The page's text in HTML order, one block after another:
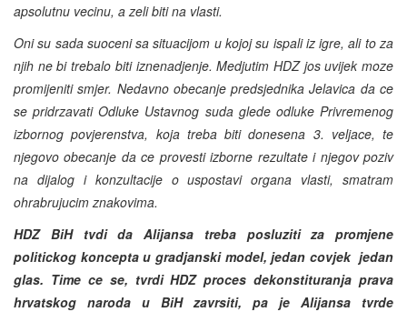
apsolutnu vecinu, a zeli biti na vlasti.
Oni su sada suoceni sa situacijom u kojoj su ispali iz igre, ali to za
njih ne bi trebalo biti iznenadjenje. Medjutim HDZ jos uvijek moze
promijeniti smjer. Nedavno obecanje predsjednika Jelavica da ce
se pridrzavati Odluke Ustavnog suda glede odluke Privremenog
izbornog povjerenstva, koja treba biti donesena 3. veljace, te
njegovo obecanje da ce provesti izborne rezultate i njegov poziv
na dijalog i konzultacije o uspostavi organa vlasti, smatram
ohrabrujucim znakovima.
HDZ BiH tvdi da Alijansa treba posluziti za promjene
politickog koncepta u gradjanski model, jedan covjek ­ jedan
glas. Time ce se, tvrdi HDZ proces dekonstituranja prava
hrvatskog naroda u BiH zavrsiti, pa je Alijansa tvrde